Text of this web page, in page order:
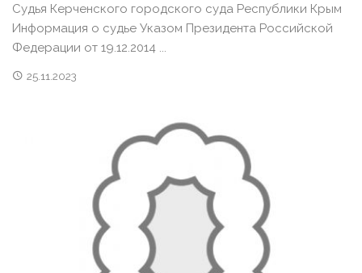
Судья Керченского городского суда Республики Крым
Информация о судье Указом Президента Российской
Федерации от 19.12.2014 ...
25.11.2023